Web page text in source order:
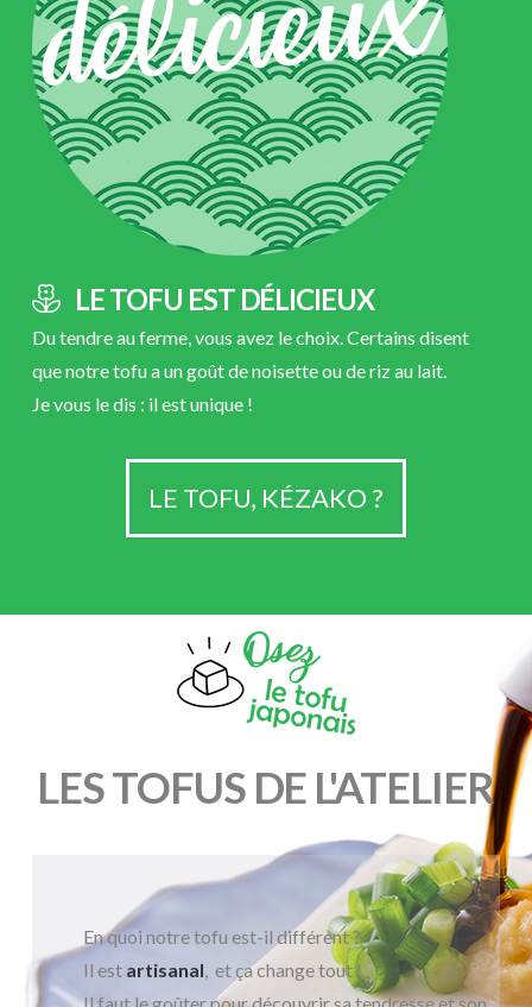
LE TOFU EST DÉLICIEUX
Du tendre au ferme, vous avez le choix. Certains disent
que notre tofu a un goût de noisette ou de riz au lait.
Je vous le dis : il est unique !
LE TOFU, KÉZAKO ?
LES TOFUS DE L'ATELIER
En quoi notre tofu est-il différent ?
Il est artisanal, et ça change tout !